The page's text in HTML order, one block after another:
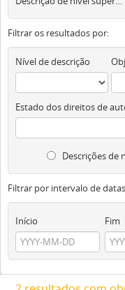
Filtrar os resultados por:
Nível de descrição
Estado dos direitos de
Descrições de
Filtrar por intervalo de
Início Fim